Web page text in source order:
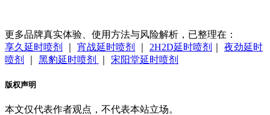
更多品牌真实体验、使用方法与风险解析，已整理在：
享久延时喷剂
宵战延时喷剂 2H2D延时喷剂
夜劲延时
喷剂
黑豹延时喷剂 宋阳堂延时喷剂
版权声明
本文仅代表作者观点，不代表本站立场。